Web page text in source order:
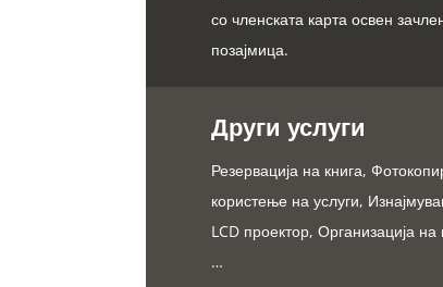
со членската карта освен
позајмица.
Други услуги
Резервација на книга,
користење на услуги,
LCD проектор, Организација
…